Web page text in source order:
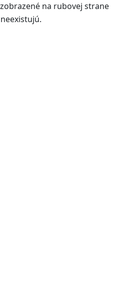
na rubovej strane